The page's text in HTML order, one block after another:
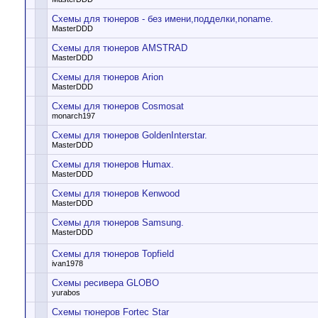
Схемы для тюнеров - без имени,подделки,noname.
MasterDDD
Схемы для тюнеров AMSTRAD
MasterDDD
Схемы для тюнеров Arion
MasterDDD
Схемы для тюнеров Cosmosat
monarch197
Схемы для тюнеров GoldenInterstar.
MasterDDD
Схемы для тюнеров Humax.
MasterDDD
Схемы для тюнеров Kenwood
MasterDDD
Схемы для тюнеров Samsung.
MasterDDD
Схемы для тюнеров Topfield
ivan1978
Схемы ресивера GLOBO
yurabos
Схемы тюнеров Fortec Star